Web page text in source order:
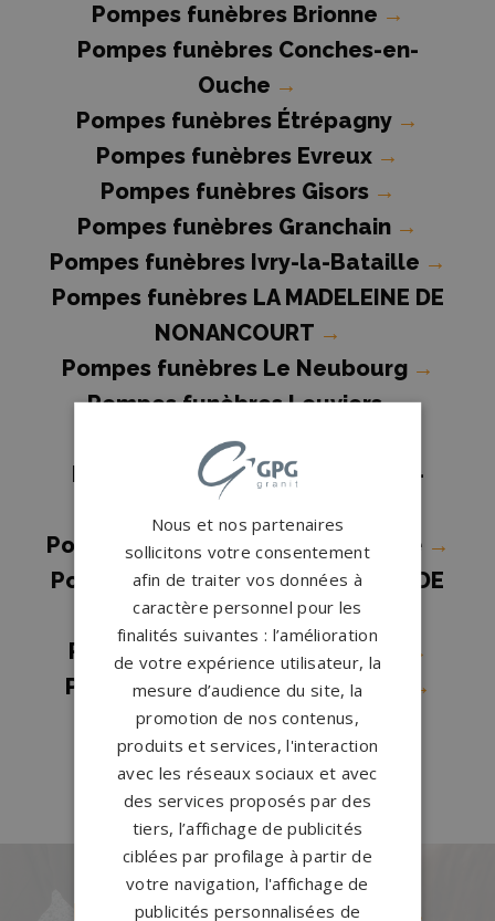
Pompes funèbres Brionne →
Pompes funèbres Conches-en-
Ouche →
Pompes funèbres Étrépagny →
Pompes funèbres Evreux →
Pompes funèbres Gisors →
Pompes funèbres Granchain →
Pompes funèbres Ivry-la-Bataille →
Pompes funèbres LA MADELEINE DE
NONANCOURT →
Pompes funèbres Le Neubourg →
Pompes funèbres Louviers→
Pompes funèbres Menneval
Pompes funèbres Montfort-sur-
Pompes funèbres Pont-de-l'Arche →
Pompes funèbres ST SEBASTIEN DE
MORSENT →
Pompes funèbres Toutainville
→
Pompes funèbres Val-de-Reuil
→
Pompes funèbres Verneuil-sur-
Avre→
Des pierres tombales uniques et
Nous et nos partenaires
sollicitons votre consentement
afin de traiter vos données à
caractère personnel pour les
finalités suivantes : l’amélioration
de votre expérience utilisateur, la
mesure d’audience du site, la
promotion de nos contenus,
produits et services, l'interaction
avec les réseaux sociaux et avec
des services proposés par des
tiers, l’affichage de publicités
ciblées par profilage à partir de
votre navigation, l'affichage de
publicités personnalisées de